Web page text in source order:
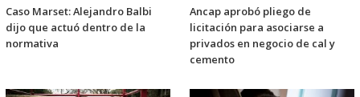
Caso Marset: Alejandro Balbi
dijo que actuó dentro de la
normativa
Ancap aprobó pliego de
licitación para asociarse a
privados en negocio de cal y
cemento